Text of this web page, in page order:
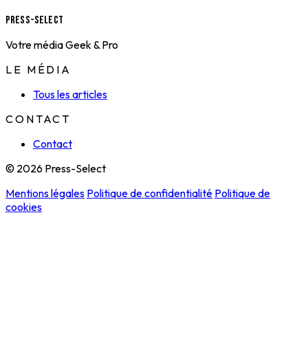
Press-Select
Votre média Geek & Pro
LE MÉDIA
Tous les articles
CONTACT
Contact
© 2026 Press-Select
Mentions légales Politique de confidentialité Politique de
cookies